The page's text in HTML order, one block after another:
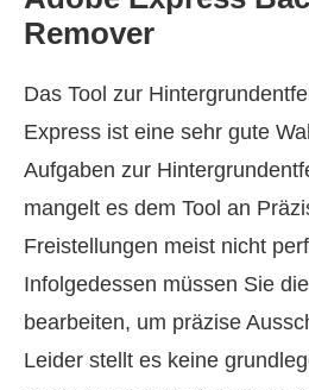
Remover
Das Tool zur
Express ist eine sehr gute
Aufgaben zur
mangelt es dem Tool an
Freistellungen meist nicht
Infolgedessen müssen Sie
bearbeiten, um präzise
Leider stellt es keine